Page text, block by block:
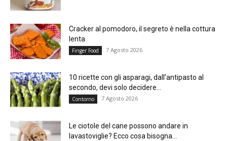
Cracker al pomodoro, il segreto è nella cottura
lenta
Finger Food 7 Agosto 2026
10 ricette con gli asparagi, dall’antipasto al
secondo, devi solo decidere...
Contorno 7 Agosto 2026
Le ciotole del cane possono andare in
lavastoviglie? Ecco cosa bisogna...